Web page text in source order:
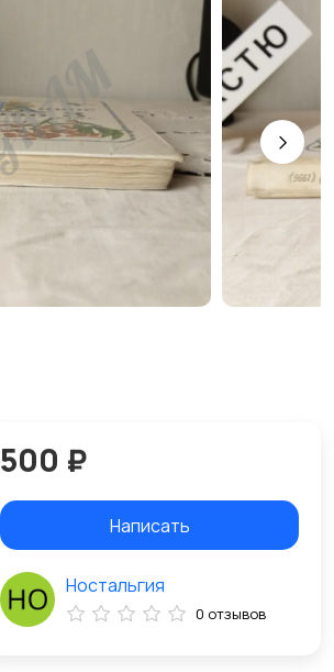
500 ₽
Написать
Ностальгия
0 отзывов